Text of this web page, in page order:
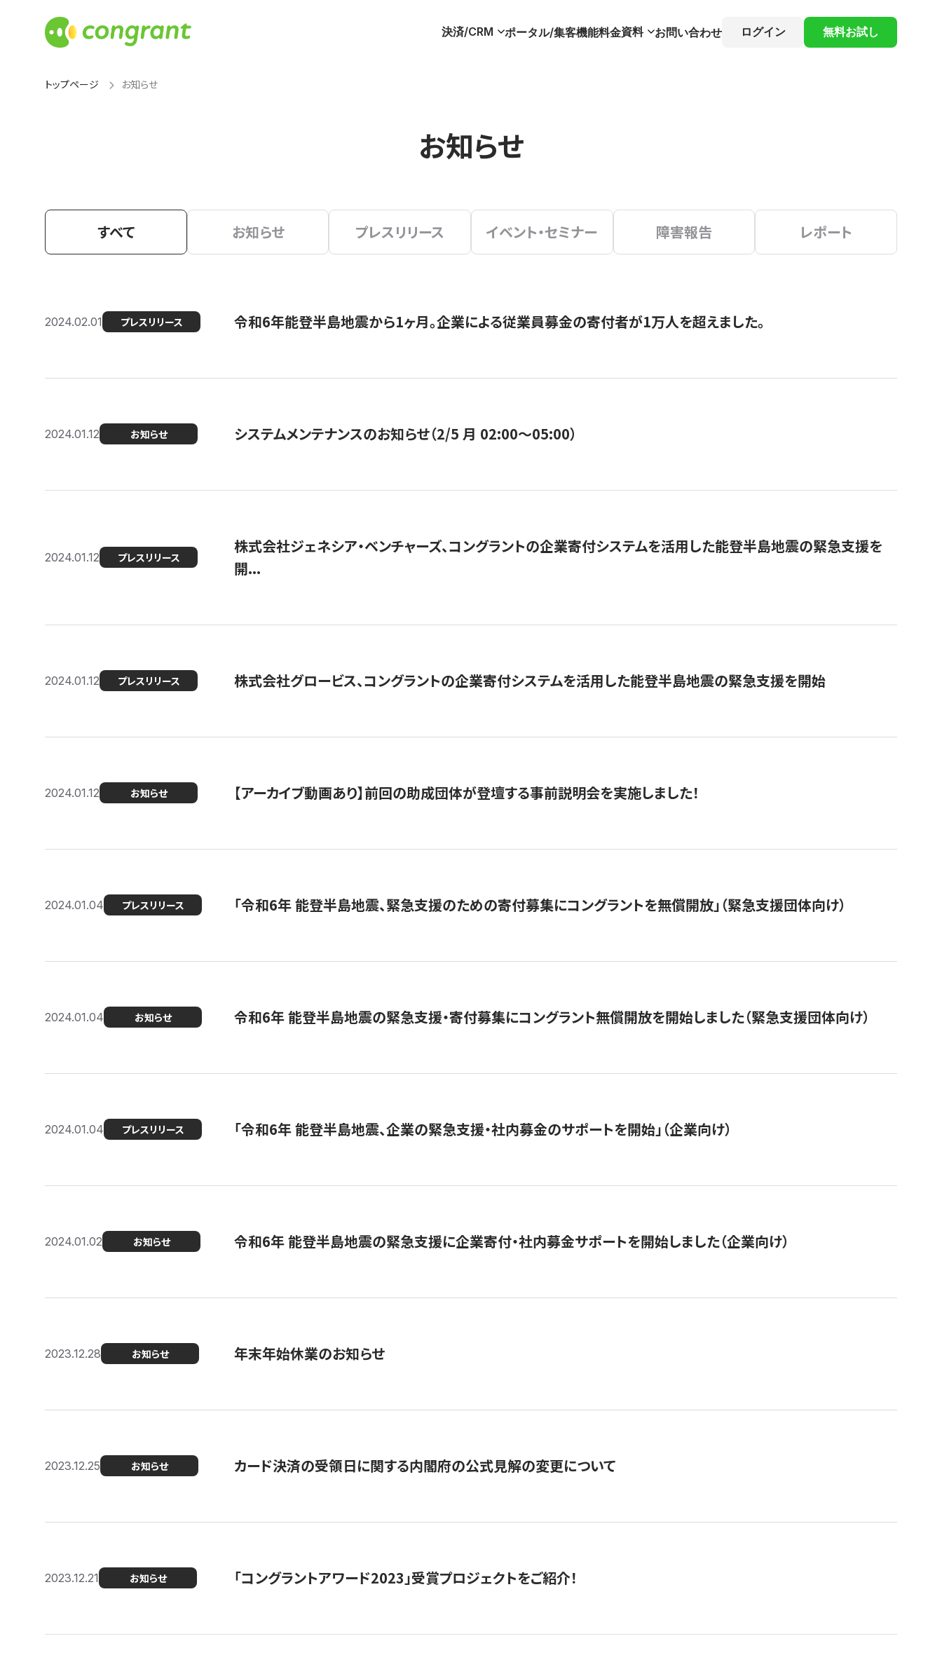
決済/CRM ポータル/集客機能料金資料 お問い合わせ ログイン 無料お試し
トップページ お知らせ
お知らせ
すべて お知らせ プレスリリース イベント・セミナー 障害報告 レポート
2024.02.01 プレスリリース 令和6年能登半島地震から1ヶ月。企業による従業員募金の寄付者が1万人を超えました。
2024.01.12 お知らせ システムメンテナンスのお知らせ（2/5 月 02:00〜05:00）
2024.01.12 プレスリリース
株式会社ジェネシア・ベンチャーズ、コングラントの企業寄付システムを活用した能登半島地震の緊急支援を
開...
2024.01.12 プレスリリース 株式会社グロービス、コングラントの企業寄付システムを活用した能登半島地震の緊急支援を開始
2024.01.12 お知らせ 【アーカイブ動画あり】前回の助成団体が登壇する事前説明会を実施しました！
2024.01.04 プレスリリース 「令和6年 能登半島地震、緊急支援のための寄付募集にコングラントを無償開放」（緊急支援団体向け）
2024.01.04 お知らせ 令和6年 能登半島地震の緊急支援・寄付募集にコングラント無償開放を開始しました（緊急支援団体向け）
2024.01.04 プレスリリース 「令和6年 能登半島地震、企業の緊急支援・社内募金のサポートを開始」（企業向け）
2024.01.02 お知らせ 令和6年 能登半島地震の緊急支援に企業寄付・社内募金サポートを開始しました（企業向け）
2023.12.28 お知らせ 年末年始休業のお知らせ
2023.12.25 お知らせ カード決済の受領日に関する内閣府の公式見解の変更について
2023.12.21 お知らせ 「コングラントアワード2023」受賞プロジェクトをご紹介！